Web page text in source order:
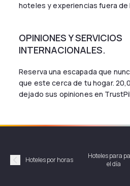
hoteles y experiencias fuera de
OPINIONES Y SERVICIOS
INTERNACIONALES.
Reserva una escapada que
que este cerca de tu hogar.
dejado sus opiniones en
Précédent
Hoteles por horas
Hoteles para
el día